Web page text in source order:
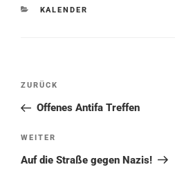
KATEGORIEN
KALENDER
Beitragsnavigation
Vorheriger
Beitrag
ZURÜCK
Offenes Antifa Treffen
Nächster
Beitrag
WEITER
Auf die Straße gegen Nazis!